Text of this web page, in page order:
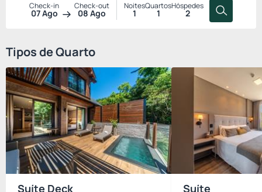
Check-in
07 Ago
Check-out
08 Ago
Noites
1
Quartos
1
Hóspedes
2
Tipos de Quarto
Suíte Deck Suíte